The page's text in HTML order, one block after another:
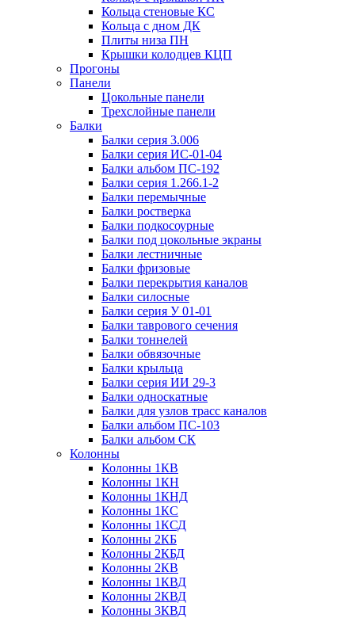
Кольца стеновые КС
Кольца с дном ДК
Плиты низа ПН
Крышки колодцев КЦП
Прогоны
Панели
Цокольные панели
Трехслойные панели
Балки
Балки серия 3.006
Балки серия ИС-01-04
Балки альбом ПС-192
Балки серия 1.266.1-2
Балки перемычные
Балки ростверка
Балки подкосоурные
Балки под цокольные экраны
Балки лестничные
Балки фризовые
Балки перекрытия каналов
Балки силосные
Балки серия У 01-01
Балки таврового сечения
Балки тоннелей
Балки обвязочные
Балки крыльца
Балки серия ИИ 29-3
Балки односкатные
Балки для узлов трасс каналов
Балки альбом ПС-103
Балки альбом СК
Колонны
Колонны 1КВ
Колонны 1КН
Колонны 1КНД
Колонны 1КС
Колонны 1КСД
Колонны 2КБ
Колонны 2КБД
Колонны 2КВ
Колонны 1КВД
Колонны 2КВД
Колонны 3КВД